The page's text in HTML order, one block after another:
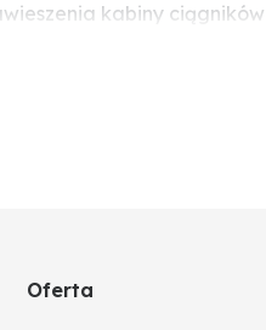
kabiny
dla bezpieczeństwa i
Oferta